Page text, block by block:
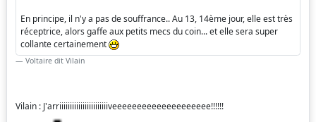
En principe, il n'y a pas de souffrance.. Au 13, 14ème jour, elle est très
réceptrice, alors gaffe aux petits mecs du coin... et elle sera super
collante certainement
Voltaire dit Vilain
Vilain : J'arriiiiiiiiiiiiiiiiiiiiiiiveeeeeeeeeeeeeeeeeeee!!!!!!